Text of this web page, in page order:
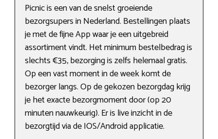
Picnic is een van de snelst groeiende
bezorgsupers in Nederland. Bestellingen plaats
je met de fijne App waar je een uitgebreid
assortiment vindt. Het minimum bestelbedrag is
slechts €35, bezorging is zelfs helemaal gratis.
Op een vast moment in de week komt de
bezorger langs. Op de gekozen bezorgdag krijg
je het exacte bezorgmoment door (op 20
minuten nauwkeurig). Er is live inzicht in de
bezorgtijd via de IOS/Android applicatie.